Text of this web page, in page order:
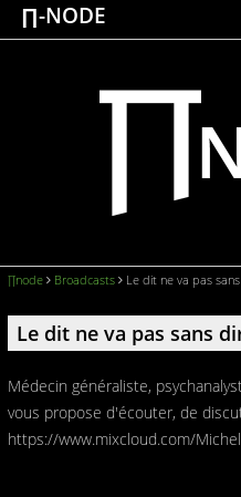
∏-NODE
ACTIONS WORKS
∏node Broadcasts Le dit ne va pas
Le dit ne va pas sans
Médecin généraliste,
vous propose d'écouter, de
https://www.mixcloud.com/